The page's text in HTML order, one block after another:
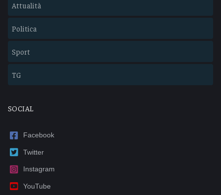
Attualità
Politica
Sport
TG
SOCIAL
Facebook
Twitter
Instagram
YouTube